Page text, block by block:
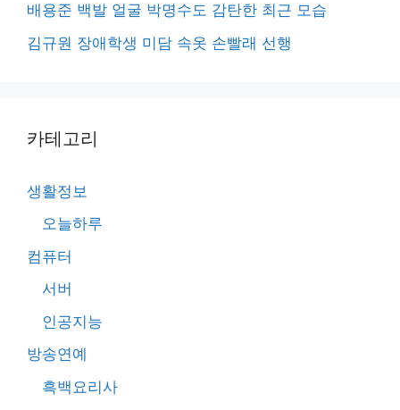
배용준 백발 얼굴 박명수도 감탄한 최근 모습
김규원 장애학생 미담 속옷 손빨래 선행
카테고리
생활정보
오늘하루
컴퓨터
서버
인공지능
방송연예
흑백요리사